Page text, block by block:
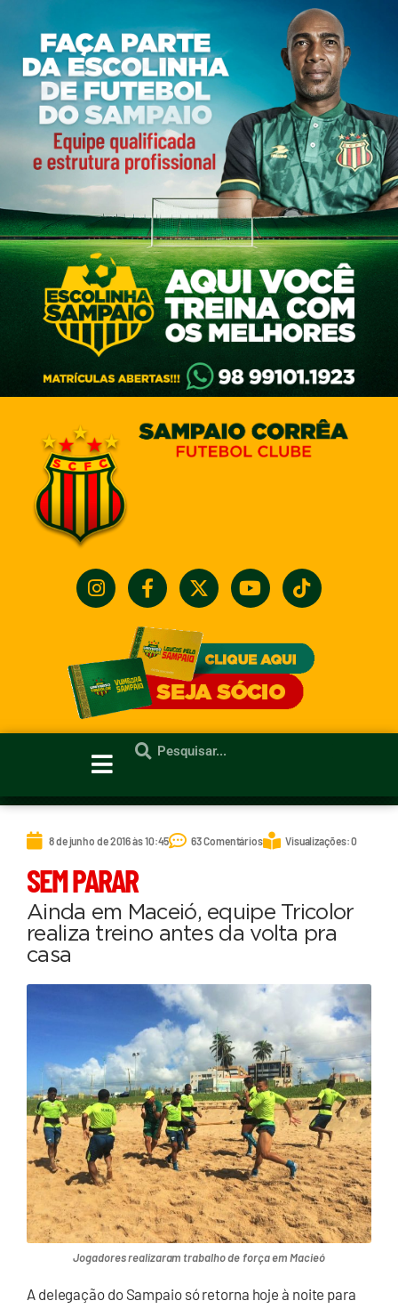
8 de junho de 2016 às 10:45 63 Comentários Visualizações: 0
SEM PARAR
Ainda em Maceió, equipe Tricolor
realiza treino antes da volta pra
casa
Jogadores realizaram trabalho de força em Macieó
A delegação do Sampaio só retorna hoje à noite para